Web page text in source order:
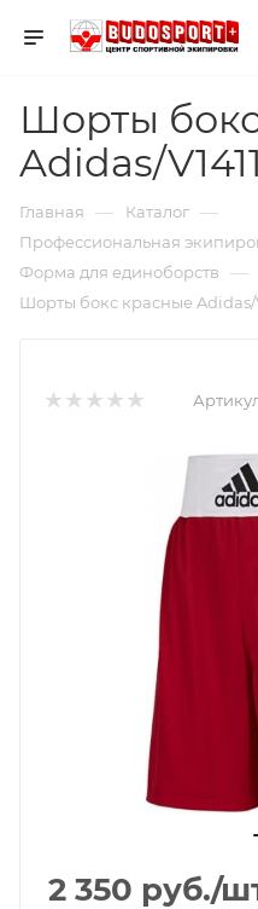
Шорты
Adidas/
Главная — Каталог —
Профессиональная
Форма для единоборств —
Шорты бокс красные Adidas/
2 350 руб./